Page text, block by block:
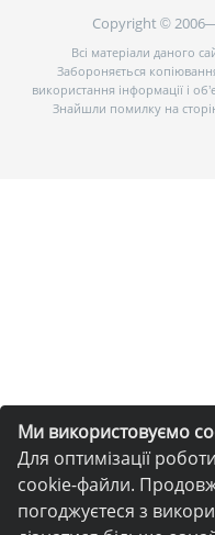
Ми використовуємо
Для оптимізації
cookie-файли.
погоджуєтеся з
Copyright ©
Всі матеріали даного
Забороняється
використання інформації і
Знайшли помилку на